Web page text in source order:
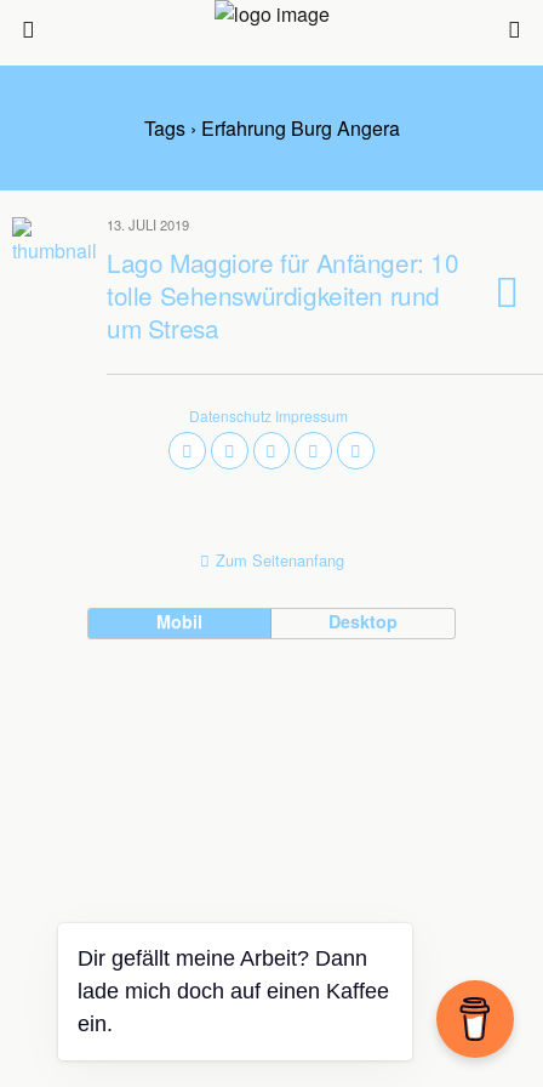
Tags › Erfahrung Burg Angera
13. JULI 2019
Lago Maggiore für Anfänger: 10
tolle Sehenswürdigkeiten rund
um Stresa
Datenschutz Impressum
Zum Seitenanfang
Mobil Desktop
Dir gefällt meine Arbeit? Dann
lade mich doch auf einen Kaffee
ein.